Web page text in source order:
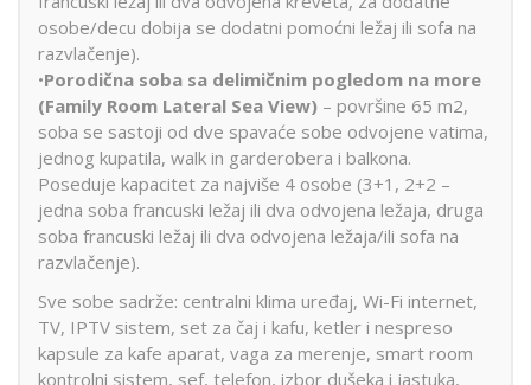
osobe/decu dobija se dodatni pomoćni ležaj ili sofa na
razvlačenje).
•Porodična soba sa delimičnim pogledom na more
(Family Room Lateral Sea View) – površine 65 m2,
soba se sastoji od dve spavaće sobe odvojene vatima,
jednog kupatila, walk in garderobera i balkona.
Poseduje kapacitet za najviše 4 osobe (3+1, 2+2 –
jedna soba francuski ležaj ili dva odvojena ležaja, druga
soba francuski ležaj ili dva odvojena ležaja/ili sofa na
razvlačenje).
Sve sobe sadrže: centralni klima uređaj, Wi-Fi internet,
TV, IPTV sistem, set za čaj i kafu, ketler i nespreso
kapsule za kafe aparat, vaga za merenje, smart room
kontrolni sistem, sef, telefon, izbor dušeka i jastuka,